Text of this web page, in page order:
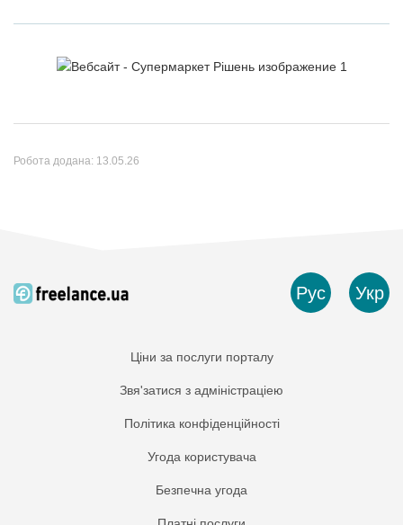
Робота додана: 13.05.26
Рус Укр
Ціни за послуги порталу
Звя'затися з адміністраціею
Політика конфіденційності
Угода користувача
Безпечна угода